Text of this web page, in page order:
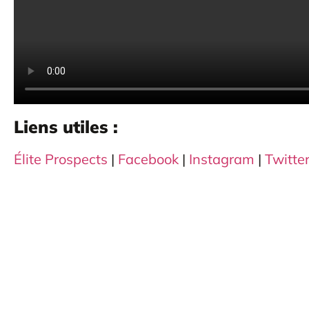
Liens utiles :
Élite Prospects | Facebook | Instagram | Twitter